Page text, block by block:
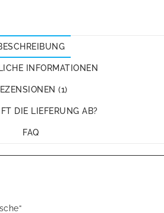
INFORMATIONEN
(1)
DIE LIEFERUNG AB?
FAQ